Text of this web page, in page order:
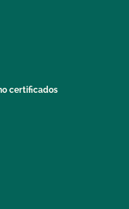
certificados